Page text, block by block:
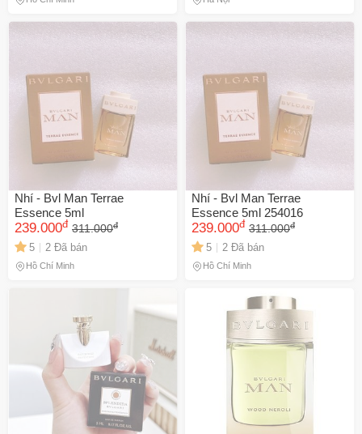
Nhí - Bvl Man Terrae
Essence 5ml
239.000đ 311.000đ
5 2 Đã bán
Hồ Chí Minh
Nhí - Bvl Man Terrae
Essence 5ml 254016
239.000đ 311.000đ
5 2 Đã bán
Hồ Chí Minh